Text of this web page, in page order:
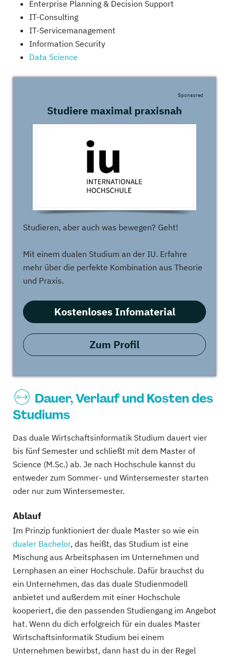
Enterprise Planning & Decision Support
IT-Consulting
IT-Servicemanagement
Information Security
Data Science
Studiere maximal praxisnah
Sponsored
Studieren, aber auch was bewegen? Geht!
Mit einem dualen Studium an der IU. Erfahre
mehr über die perfekte Kombination aus Theorie
und Praxis.
Kostenloses Infomaterial
Zum Profil
Dauer, Verlauf und Kosten des
Studiums
Das duale Wirtschaftsinformatik Studium dauert vier
bis fünf Semester und schließt mit dem Master of
Science (M.Sc.) ab. Je nach Hochschule kannst du
entweder zum Sommer- und Wintersemester starten
oder nur zum Wintersemester.
Ablauf
Im Prinzip funktioniert der duale Master so wie ein
dualer Bachelor, das heißt, das Studium ist eine
Mischung aus Arbeitsphasen im Unternehmen und
Lernphasen an einer Hochschule. Dafür brauchst du
ein Unternehmen, das das duale Studienmodell
anbietet und außerdem mit einer Hochschule
kooperiert, die den passenden Studiengang im Angebot
hat. Wenn du dich erfolgreich für ein duales Master
Wirtschaftsinformatik Studium bei einem
Unternehmen bewirbst, dann hast du in der Regel